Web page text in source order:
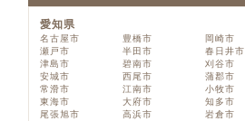
愛知県
名古屋市 豊橋市 岡崎市
瀬戸市
半田市 春日井市
津島市
碧南市 刈谷市
安城市
西尾市 蒲郡市
常滑市
江南市 小牧市
東海市
大府市 知多市
尾張旭市
高浜市 岩倉市